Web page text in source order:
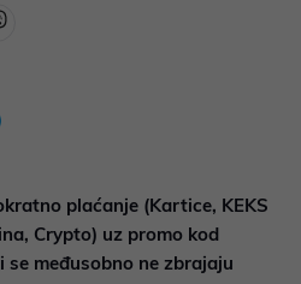
plaćanje (Kartice, KEKS
Crypto) uz promo kod
se međusobno ne zbrajaju